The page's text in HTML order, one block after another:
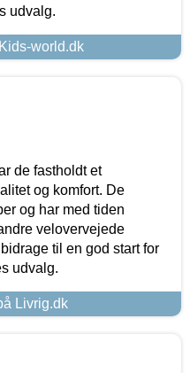
udvalg.
world.dk
de fastholdt et
og komfort. De
og har med tiden
velovervejede
til en god start for
udvalg.
Livrig.dk